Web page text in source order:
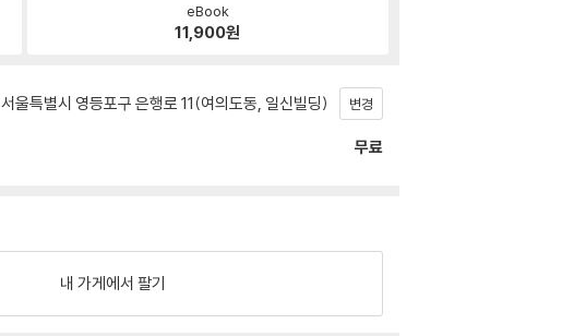
eBook
11,900원
서울특별시 영등포구 은행로 11(여의도동, 일신빌딩) 변경
무료
내 가게에서 팔기